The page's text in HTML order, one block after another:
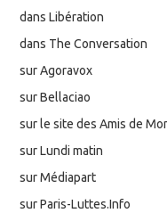
dans Libération
dans The Conversation
sur Agoravox
sur Bellaciao
sur le site des Amis de
sur Lundi matin
sur Médiapart
sur Paris-Luttes.Info